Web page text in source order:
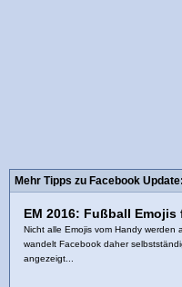
Mehr Tipps zu Facebook
EM 2016: Fußball
Nicht alle Emojis vom Handy
wandelt Facebook daher
angezeigt...